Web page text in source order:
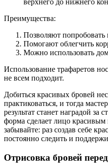
верхнего до нижнего
Преимущества:
Позволяют попробовать
Помогают облегчить
Можно использовать
Использование трафаретов
не всем подходит.
Добиться красивых бровей
практиковаться, и тогда
результат станет наградой за
форма сделает лицо
забывайте: раз создав себе
постоянно следить и
Отрисовка бровей